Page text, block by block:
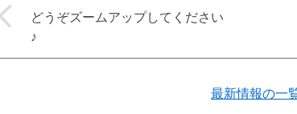
どうぞズームアップしてください
♪
最新情報の一